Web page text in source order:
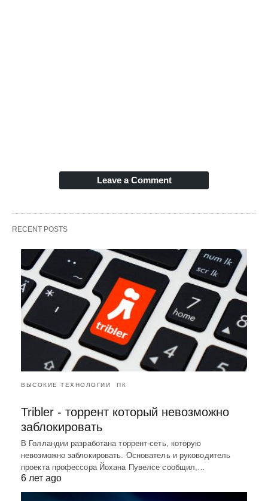
Leave a Comment
RECENT POSTS
ВЫСОКИЕ ТЕХНОЛОГИИ ПК
Tribler - торрент который невозможно
заблокировать
В Голландии разработана торрент-сеть, которую
невозможно заблокировать. Основатель и руководитель
проекта профессора Йохана Пувелсе сообщил,…
6 лет ago